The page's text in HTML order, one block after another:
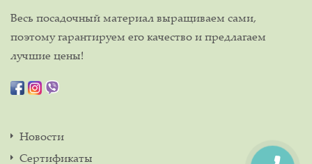
Весь посадочный материал выращиваем сами,
поэтому гарантируем его качество и предлагаем
лучшие цены!
Новости
Сертификаты